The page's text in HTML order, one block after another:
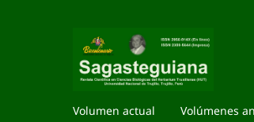
Volumen actual Volúmenes